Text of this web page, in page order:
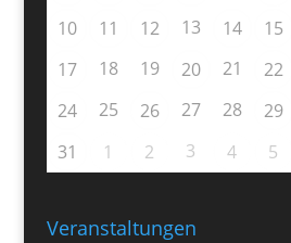
10
11 12 13 14 15
17
18 19 20 21 22
24
25 26 27 28 29
31
1 2 3 4 5
Veranstaltungen